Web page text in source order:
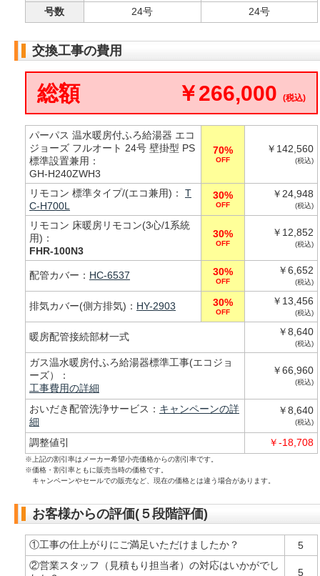
号数 24号 24号
交換工事の費用
総額 ￥266,000 (税込)
パーパス 温水暖房付ふろ給湯器 エコ
ジョーズ フルオート 24号 壁掛型 PS
標準設置兼用：
GH-H240ZWH3
70%
OFF
￥142,560
(税込)
リモコン 標準タイプ/(エコ兼用)： T
C-H700L
30%
OFF
￥24,948
(税込)
リモコン 床暖房リモコン(3心/1系統
用)：
FHR-100N3
30%
OFF
￥12,852
(税込)
配管カバー： HC-6537 30%
OFF
￥6,652
(税込)
排気カバー(側方排気)： HY-2903 30%
OFF
￥13,456
(税込)
暖房配管接続部材一式 ￥8,640
(税込)
ガス温水暖房付ふろ給湯器標準工事(エコジョ
ーズ）：
工事費用の詳細
￥66,960
(税込)
おいだき配管洗浄サービス： キャンペーンの詳
細
￥8,640
(税込)
調整値引 ￥-18,708
※上記の割引率はメーカー希望小売価格からの割引率です。
※価格・割引率ともに販売当時の価格です。
キャンペーンやセールでの販売など、現在の価格とは違う場合があります。
お客様からの評価(５段階評価)
①工事の仕上がりにご満足いただけましたか？
5
②営業スタッフ（見積もり担当者）の対応はいかがでし
5